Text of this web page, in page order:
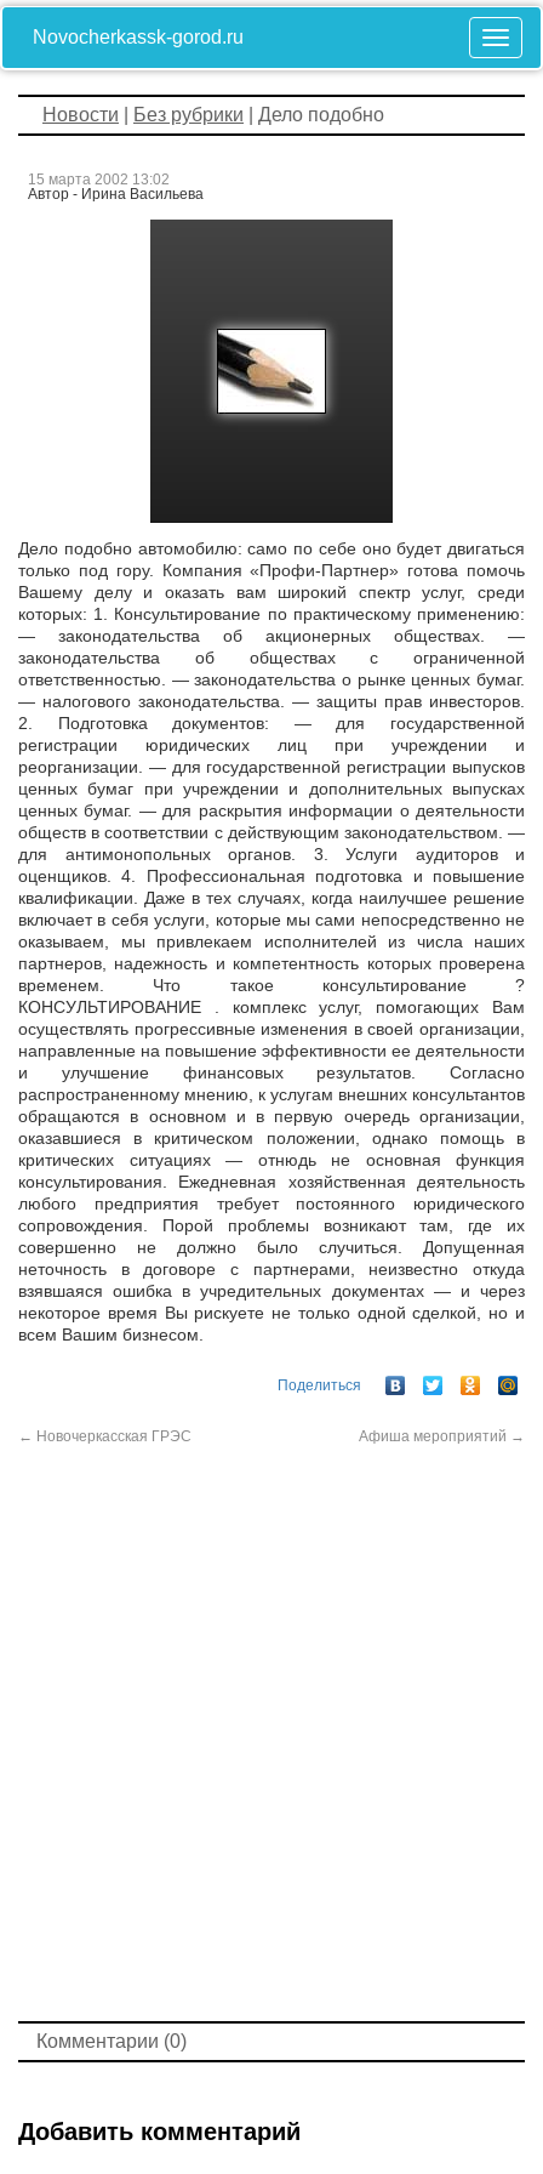
Novocherkassk-gorod.ru
Новости Без рубрики | Дело подобно
15 марта 2002 13:02
Автор - Ирина Васильева
Дело подобно автомобилю: само по себе оно будет двигаться
только под гору. Компания «Профи-Партнер» готова помочь
Вашему делу и оказать вам широкий спектр услуг, среди
которых: 1. Консультирование по практическому применению:
— законодательства об акционерных обществах. —
законодательства об обществах с ограниченной
ответственностью. — законодательства о рынке ценных бумаг.
— налогового законодательства. — защиты прав инвесторов.
2. Подготовка документов: — для государственной
регистрации юридических лиц при учреждении и
реорганизации. — для государственной регистрации выпусков
ценных бумаг при учреждении и дополнительных выпусках
ценных бумаг. — для раскрытия информации о деятельности
обществ в соответствии с действующим законодательством. —
для антимонопольных органов. 3. Услуги аудиторов и
оценщиков. 4. Профессиональная подготовка и повышение
квалификации. Даже в тех случаях, когда наилучшее решение
включает в себя услуги, которые мы сами непосредственно не
оказываем, мы привлекаем исполнителей из числа наших
партнеров, надежность и компетентность которых проверена
временем. Что такое консультирование ?
КОНСУЛЬТИРОВАНИЕ . комплекс услуг, помогающих Вам
осуществлять прогрессивные изменения в своей организации,
направленные на повышение эффективности ее деятельности
и улучшение финансовых результатов. Согласно
распространенному мнению, к услугам внешних консультантов
обращаются в основном и в первую очередь организации,
оказавшиеся в критическом положении, однако помощь в
критических ситуациях — отнюдь не основная функция
консультирования. Ежедневная хозяйственная деятельность
любого предприятия требует постоянного юридического
сопровождения. Порой проблемы возникают там, где их
совершенно не должно было случиться. Допущенная
неточность в договоре с партнерами, неизвестно откуда
взявшаяся ошибка в учредительных документах — и через
некоторое время Вы рискуете не только одной сделкой, но и
всем Вашим бизнесом.
Поделиться
← Новочеркасская ГРЭС Афиша мероприятий →
Комментарии (0)
Добавить комментарий